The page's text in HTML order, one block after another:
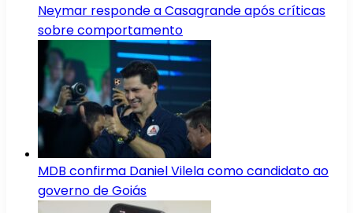
Neymar responde a Casagrande após críticas
sobre comportamento
MDB confirma Daniel Vilela como candidato ao
governo de Goiás